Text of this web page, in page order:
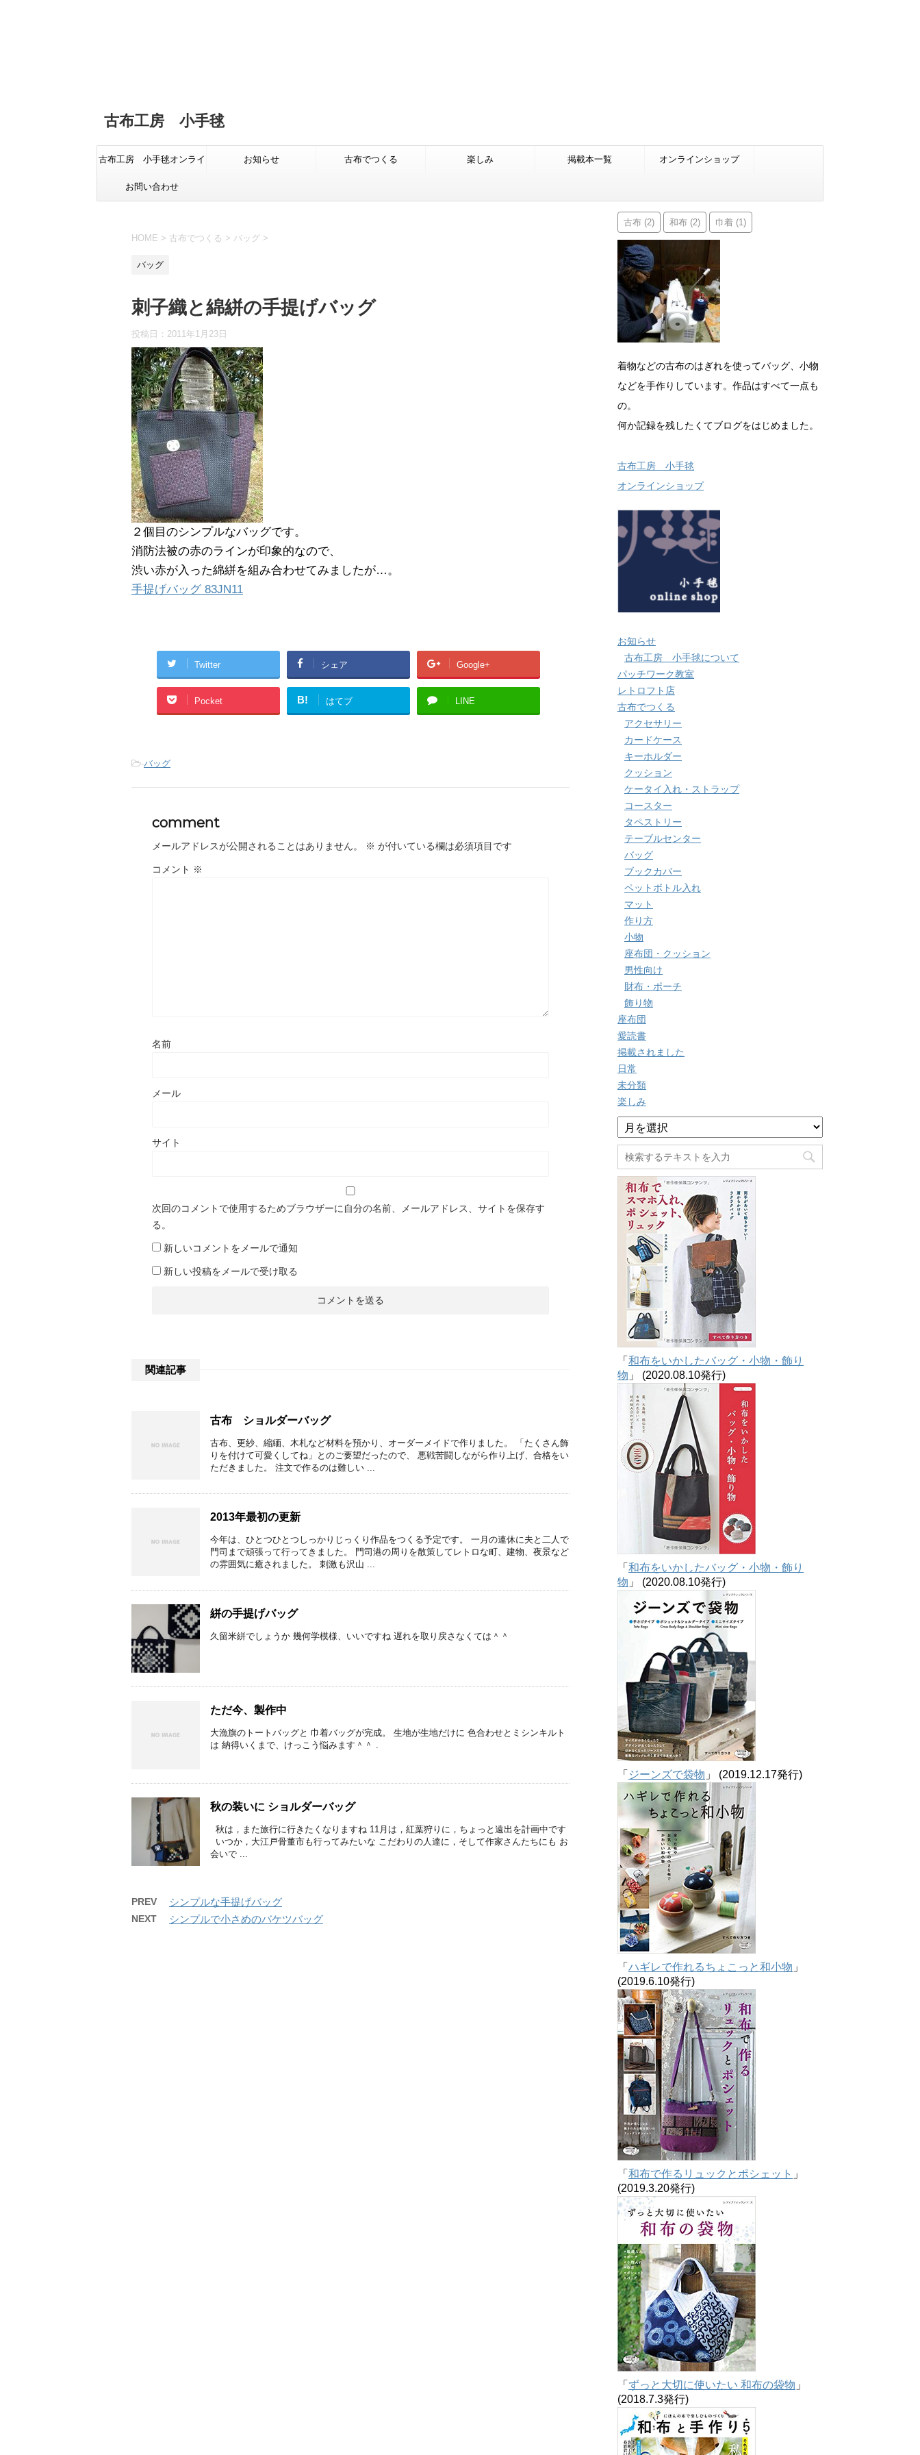
古布工房 小手毬
古布工房 小手毬オンライ
ンショップ
お知らせ 古布でつくる 楽しみ 掲載本一覧 オンラインショップ
お問い合わせ
HOME > 古布でつくる > バッグ >
バッグ
刺子織と綿絣の手提げバッグ
投稿日： 2011年1月23日
２個目のシンプルなバッグです。
消防法被の赤のラインが印象的なので、
渋い赤が入った綿絣を組み合わせてみましたが…。
手提げバッグ 83JN11
Twitter シェア Google+
Pocket B! はてブ LINE
-バッグ
comment
メールアドレスが公開されることはありません。 ※ が付いている欄は必須項目です
コメント ※
名前
メール
サイト
次回のコメントで使用するためブラウザーに自分の名前、メールアドレス、サイトを保存す
る。
新しいコメントをメールで通知
新しい投稿をメールで受け取る
関連記事
古布 ショルダーバッグ
古布、更紗、縮緬、木札など材料を預かり、オーダーメイドで作りました。 「たくさん飾
りを付けて可愛くしてね」とのご要望だったので、 悪戦苦闘しながら作り上げ、合格をい
ただきました。 注文で作るのは難しい ...
2013年最初の更新
今年は、ひとつひとつしっかりじっくり作品をつくる予定です。 一月の連休に夫と二人で
門司まで頑張って行ってきました。 門司港の周りを散策してレトロな町、建物、夜景など
の雰囲気に癒されました。 刺激も沢山 ...
絣の手提げバッグ
久留米絣でしょうか 幾何学模様、いいですね 遅れを取り戻さなくては＾＾
ただ今、製作中
大漁旗のトートバッグと 巾着バッグが完成。 生地が生地だけに 色合わせとミシンキルト
は 納得いくまで、けっこう悩みます＾＾ .
秋の装いに ショルダーバッグ
秋は，また旅行に行きたくなりますね 11月は，紅葉狩りに，ちょっと遠出を計画中です
いつか，大江戸骨董市も行ってみたいな こだわりの人達に，そして作家さんたちにも お
会いで ...
PREV シンプルな手提げバッグ
NEXT シンプルで小さめのバケツバッグ
古布 (2) 和布 (2) 巾着 (1)
着物などの古布のはぎれを使ってバッグ、小物
などを手作りしています。作品はすべて一点も
の。
何か記録を残したくてブログをはじめました。
古布工房 小手毬
オンラインショップ
お知らせ
古布工房 小手毬について
パッチワーク教室
レトロフト店
古布でつくる
アクセサリー
カードケース
キーホルダー
クッション
ケータイ入れ・ストラップ
コースター
タペストリー
テーブルセンター
バッグ
ブックカバー
ペットボトル入れ
マット
作り方
小物
座布団・クッション
男性向け
財布・ポーチ
飾り物
座布団
愛読書
掲載されました
日常
未分類
楽しみ
ア
ー
カ
イ
ブ
「 和布をいかしたバッグ・小物・飾り
物 」 (2020.08.10発行)
「 和布をいかしたバッグ・小物・飾り
物 」 (2020.08.10発行)
「 ジーンズで袋物 」 (2019.12.17発行)
「 ハギレで作れるちょこっと和小物 」
(2019.6.10発行)
「 和布で作るリュックとポシェット 」
(2019.3.20発行)
「 ずっと大切に使いたい 和布の袋物 」
(2018.7.3発行)